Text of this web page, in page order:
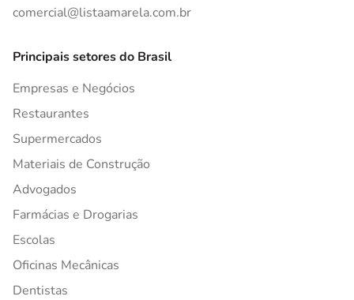
comercial@listaamarela.com.br
Principais setores do Brasil
Empresas e Negócios
Restaurantes
Supermercados
Materiais de Construção
Advogados
Farmácias e Drogarias
Escolas
Oficinas Mecânicas
Dentistas